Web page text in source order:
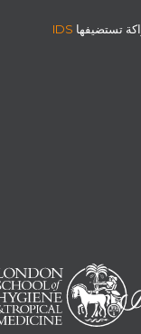
تستضيفهاIDS